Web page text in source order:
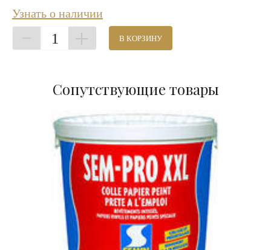
Узнать о наличии
1 В КОРЗИНУ
Сопутствующие товары